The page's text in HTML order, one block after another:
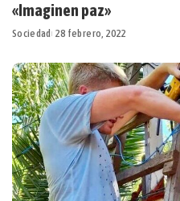
«Imaginen paz»
Sociedad 28 febrero, 2022